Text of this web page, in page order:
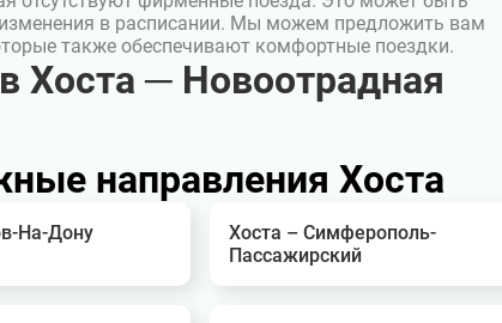
в расписании. Мы можем предложить вам
также обеспечивают комфортные поездки.
Хоста ─ Новоотрадная
направления Хоста
На-Дону
Хоста – Симферополь-
Пассажирский